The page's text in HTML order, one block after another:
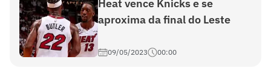
Heat vence Knicks e se
aproxima da final do Leste
09/05/2023 00:00